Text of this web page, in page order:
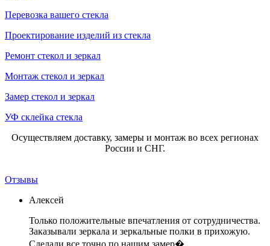
Перевозка вашего стекла
Проектирование изделий из стекла
Ремонт стекол и зеркал
Монтаж стекол и зеркал
Замер стекол и зеркал
УФ склейка стекла
Осуществляем доставку, замеры и монтаж во всех регионах
России и СНГ.
Отзывы
Алексей
Только положительные впечатления от сотрудничества.
Заказывали зеркала и зеркальные полки в прихожую.
Сделали все точно по нашим замер�...